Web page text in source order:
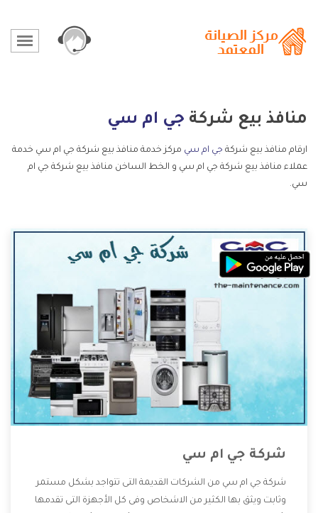
منافذ بيع شركة جي ام سي
ارقام منافذ بيع شركة جي ام سي مركز خدمة منافذ بيع شركة جي ام سي خدمة
عملاء منافذ بيع شركة جي ام سي و الخط الساخن منافذ بيع شركة جي ام
سي.
شركة جي ام سي
شركة جي ام سي من الشركات القديمة التى تتواجد بشكل مستمر
وثابت ويثق بها الكثير من الاشخاص وفى كل الأجهزة التى تقدمها